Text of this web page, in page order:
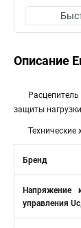
Описание
защиты
Технические
Бренд
Напряжение
управления